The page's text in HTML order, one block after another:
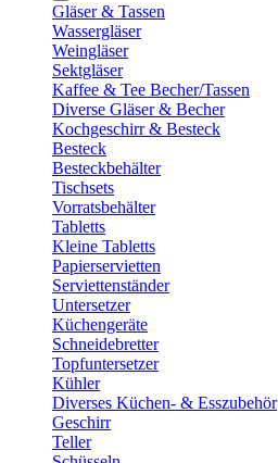
Gläser & Tassen
Wassergläser
Weingläser
Sektgläser
Kaffee & Tee Becher/Tassen
Diverse Gläser & Becher
Kochgeschirr & Besteck
Besteck
Besteckbehälter
Tischsets
Vorratsbehälter
Tabletts
Kleine Tabletts
Papierservietten
Serviettenständer
Untersetzer
Küchengeräte
Schneidebretter
Topfuntersetzer
Kühler
Diverses Küchen- & Esszubehör
Geschirr
Teller